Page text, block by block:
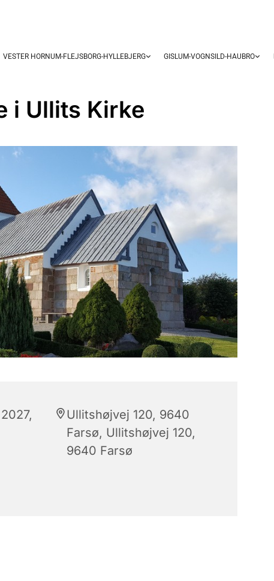
VESTER HORNUM-FLEJSBORG-HYLLEBJERG GISLUM-VOGNSILD-HAUBRO
i Ullits Kirke
Ullitshøjvej 120, 9640
Farsø, Ullitshøjvej 120,
9640 Farsø